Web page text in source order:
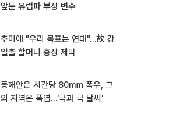
앞둔 유럽파 부상 변수
추미애 "우리 목표는 연대"…故 강
일출 할머니 흉상 제막
동해안은 시간당 80㎜ 폭우, 그
외 지역은 폭염…‘극과 극 날씨’